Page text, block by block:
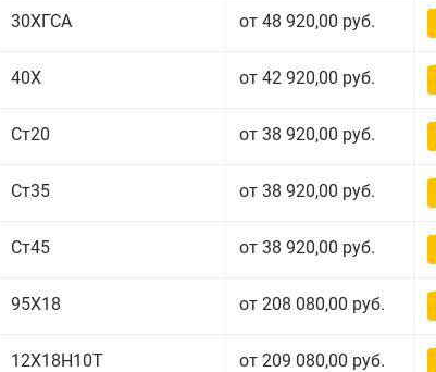
30ХГСА от 48 920,00 руб.
40Х от 42 920,00 руб.
Ст20 от 38 920,00 руб.
Ст35 от 38 920,00 руб.
Ст45 от 38 920,00 руб.
95Х18 от 208 080,00 руб.
12Х18Н10Т от 209 080,00 руб.